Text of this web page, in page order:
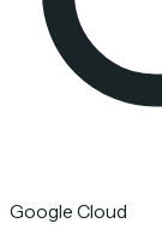
Google Cloud